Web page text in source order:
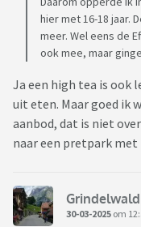
hier met 16-18 jaar.
meer. Wel eens de
ook mee, maar
Ja een high tea is ook
uit eten. Maar goed ik
aanbod, dat is niet
naar een pretpark met
Grindelwald
30-03-2025 om